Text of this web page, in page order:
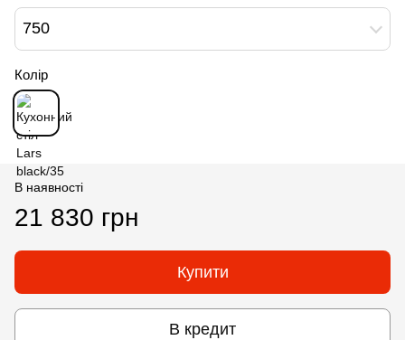
750
Колір
В наявності
21 830 грн
Купити
В кредит